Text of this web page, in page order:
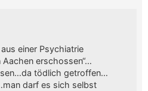
einer Psychiatrie
Aachen erschossen“…
tödlich getroffen…
darf es sich selbst